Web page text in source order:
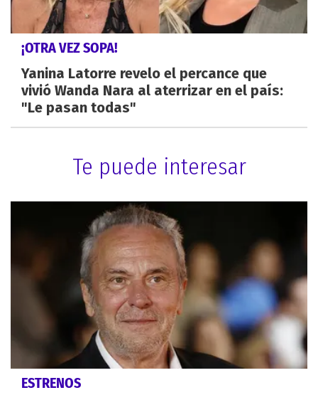
¡OTRA VEZ SOPA!
Yanina Latorre revelo el percance que
vivió Wanda Nara al aterrizar en el país:
"Le pasan todas"
Te puede interesar
ESTRENOS